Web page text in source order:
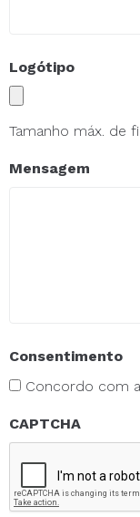
Logótipo
Tamanho máx. de
Mensagem
Consentimento
Concordo com
CAPTCHA